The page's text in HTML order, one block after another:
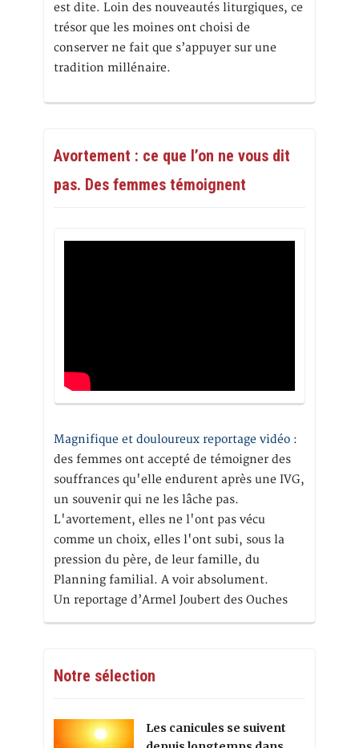
est dite. Loin des nouveautés liturgiques, ce
trésor que les moines ont choisi de
conserver ne fait que s’appuyer sur une
tradition millénaire.
Avortement : ce que l’on ne vous dit
pas. Des femmes témoignent
Magnifique et douloureux reportage vidéo :
des femmes ont accepté de témoigner des
souffrances qu'elle endurent après une IVG,
un souvenir qui ne les lâche pas.
L'avortement, elles ne l'ont pas vécu
comme un choix, elles l'ont subi, sous la
pression du père, de leur famille, du
Planning familial. A voir absolument.
Un reportage d’Armel Joubert des Ouches
Notre sélection
Les canicules se suivent